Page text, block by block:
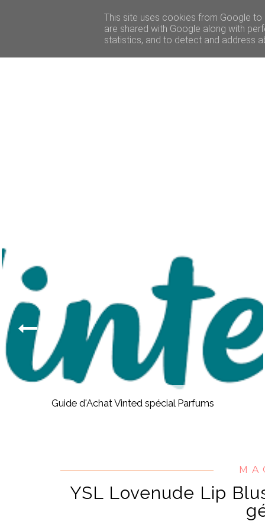
BEAUTÉ VOYAGE
Guide d'Achat Vinted spécial Parfums
YSL Lovenude Lip
This site uses cookies from Google
are shared with Google along with
statistics, and to detect and address